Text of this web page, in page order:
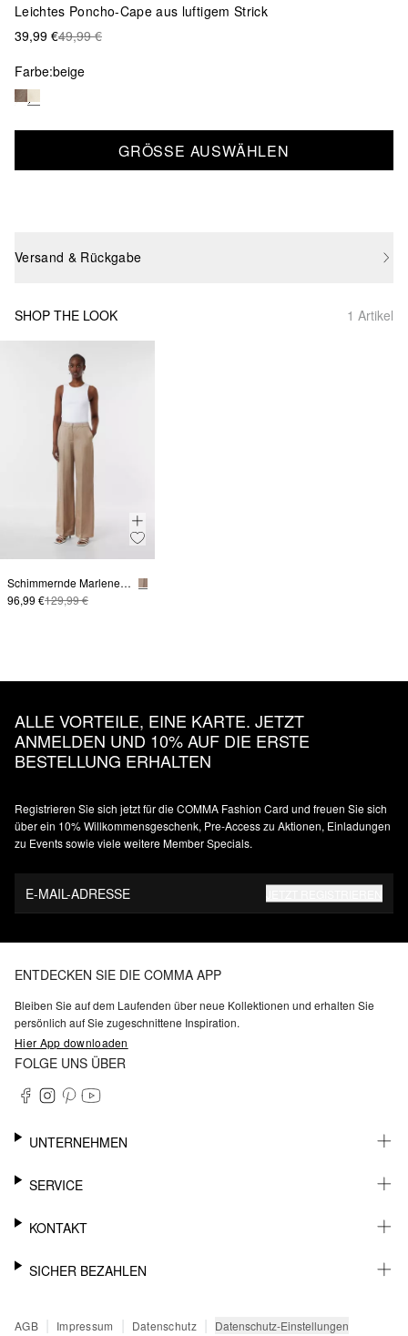
Leichtes Poncho-Cape aus luftigem Strick
39,99 €49,99 €
Farbe:beige
GRÖSSE AUSWÄHLEN
Versand & Rückgabe
SHOP THE LOOK 1 Artikel
Schimmernde Marlenehose aus Leinenmix mit Formbund
96,99 €129,99 €
ALLE VORTEILE, EINE KARTE. JETZT
ANMELDEN UND 10% AUF DIE ERSTE
BESTELLUNG ERHALTEN
Registrieren Sie sich jetzt für die COMMA Fashion Card und freuen Sie sich
über ein 10% Willkommensgeschenk, Pre-Access zu Aktionen, Einladungen
zu Events sowie viele weitere Member Specials.
E-MAIL-ADRESSE
ENTDECKEN SIE DIE COMMA APP
Bleiben Sie auf dem Laufenden über neue Kollektionen und erhalten Sie
persönlich auf Sie zugeschnittene Inspiration.
Hier App downloaden
FOLGE UNS ÜBER
UNTERNEHMEN
KARRIERE
BARRIEREFREIHEIT
SERVICE
WHATSAPP
MEIN KONTO
SENDUNGSVERFOLGUNG
KONTAKT
SUPPORT
SICHER BEZAHLEN
PAYPAL
AGB | Impressum | Datenschutz | Datenschutz-Einstellungen